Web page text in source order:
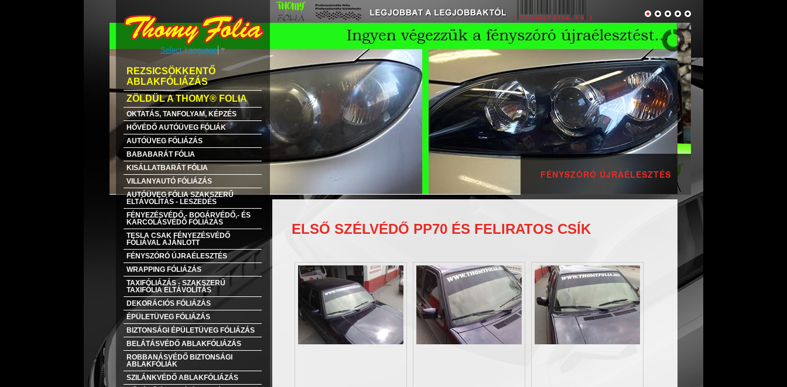
VÁLTOZTASD MEG AUTÓD SZÍNÉT! ÁLMODJ MEG EGY ÚJ SZÍNT A
SEGÍTSÉGÜNKKEL!
Select Language ▼
REZSICSÖKKENTŐ
ABLAKFÓLIÁZÁS
ZÖLDÜL A THOMY® FOLIA
OKTATÁS, TANFOLYAM, KÉPZÉS
HŐVÉDŐ AUTÓÜVEG FÓLIÁK
AUTÓÜVEG FÓLIÁZÁS
BABABARÁT FÓLIA
KISÁLLATBARÁT FÓLIA
VILLANYAUTÓ FÓLIÁZÁS
AUTÓÜVEG FÓLIA SZAKSZERŰ
ELTÁVOLÍTÁS - LESZEDÉS
FÉNYEZÉSVÉDŐ,- BOGÁRVÉDŐ,- ÉS
KARCOLÁSVÉDŐ FÓLIÁZÁS
TESLA CSAK FÉNYEZÉSVÉDŐ
FÓLIÁVAL AJÁNLOTT
FÉNYSZÓRÓ ÚJRAÉLESZTÉS
WRAPPING FÓLIÁZÁS
TAXIFÓLIÁZÁS - SZAKSZERŰ
TAXIFÓLIA ELTÁVOLÍTÁS
DEKORÁCIÓS FÓLIÁZÁS
ÉPÜLETÜVEG FÓLIÁZÁS
BIZTONSÁGI ÉPÜLETÜVEG FÓLIÁZÁS
BELÁTÁSVÉDŐ ABLAKFÓLIÁZÁS
ROBBANÁSVÉDŐ BIZTONSÁGI
ABLAKFÓLIÁK
SZILÁNKVÉDŐ ABLAKFÓLIÁZÁS
ELSŐ SZÉLVÉDŐ PP70 ÉS FELIRATOS CSÍK